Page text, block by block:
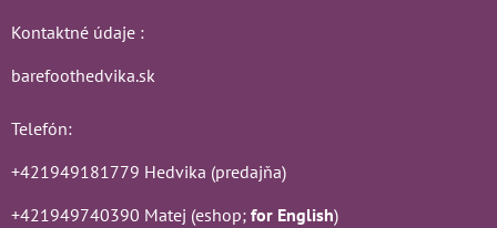
Kontaktné údaje :
barefoothedvika.sk
Telefón:
+421949181779 Hedvika (predajňa)
+421949740390 Matej (eshop; for English)